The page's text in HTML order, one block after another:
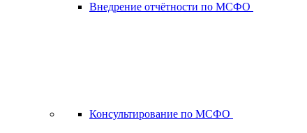
Внедрение отчётности по МСФО
Консультирование по МСФО